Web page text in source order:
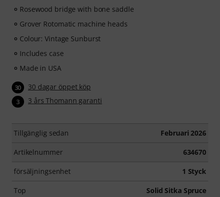
Rosewood bridge with bone saddle
Grover Rotomatic machine heads
Colour: Vintage Sunburst
Includes case
Made in USA
30 30 dagar öppet köp
3 3 års Thomann garanti
Tillgänglig sedan Februari 2026
Artikelnummer 634670
försäljningsenhet 1 Styck
Top Solid Sitka Spruce